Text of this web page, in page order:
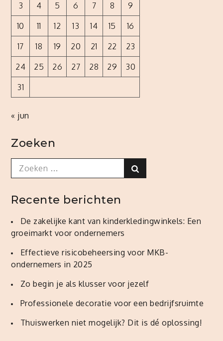
3 4 5 6 7 8 9
10 11 12 13 14 15 16
17 18 19 20 21 22 23
24 25 26 27 28 29 30
31
« jun
Zoeken
Search
for:
Recente berichten
De zakelijke kant van kinderkledingwinkels: Een
groeimarkt voor ondernemers
Effectieve risicobeheersing voor MKB-
ondernemers in 2025
Zo begin je als klusser voor jezelf
Professionele decoratie voor een bedrijfsruimte
Thuiswerken niet mogelijk? Dit is dé oplossing!